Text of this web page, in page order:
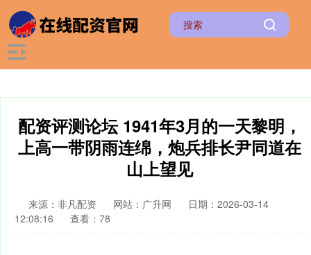
配资评测论坛 1941年3月的一天黎明，
上高一带阴雨连绵，炮兵排长尹同道在
山上望见
来源：非凡配资 网站：广升网
日期：2026-03-14
12:08:16
查看：78